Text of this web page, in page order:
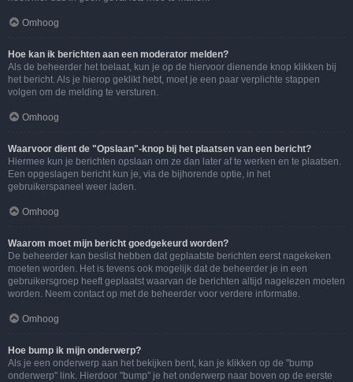
Omhoog
Hoe kan ik berichten aan een moderator melden?
Als de beheerder het toelaat, kun je op de hiervoor dienende knop klikken bij
het bericht. Als je hierop geklikt hebt, moet je een paar verplichte stappen
volgen om de melding te versturen.
Omhoog
Waarvoor dient de "Opslaan"-knop bij het plaatsen van een bericht?
Hiermee kun je berichten opslaan om ze dan later af te werken en te plaatsen.
Een opgeslagen bericht kun je, via de bijhorende optie, in het
gebruikerspaneel weer laden.
Omhoog
Waarom moet mijn bericht goedgekeurd worden?
De beheerder kan beslist hebben dat geplaatste berichten eerst nagekeken
moeten worden. Het is tevens ook mogelijk dat de beheerder je in een
gebruikersgroep heeft geplaatst waarvan de berichten altijd nagelezen moeten
worden. Neem contact op met de beheerder voor verdere informatie.
Omhoog
Hoe bump ik mijn onderwerp?
Als je een onderwerp aan het bekijken bent, kan je klikken op de "bump
onderwerp" link. Hierdoor "bump" je het onderwerp naar boven op de eerste